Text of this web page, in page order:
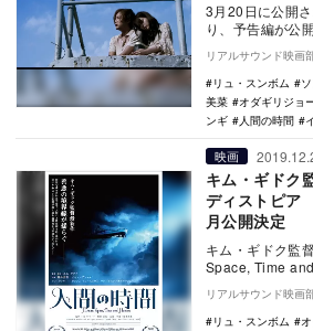
3月20日に公開
り、予告編が
の異端児キム・
激なフ…
リアルサウンド映画
リュ・スンボム
美菜
オダギリジョ
ンギ
人間の時間
映画
キム・ギドク
ディストピア
月公開決定
キム・ギドク監
Space, Time
間の時間』の邦
リアルサウンド映画
リュ・スンボム